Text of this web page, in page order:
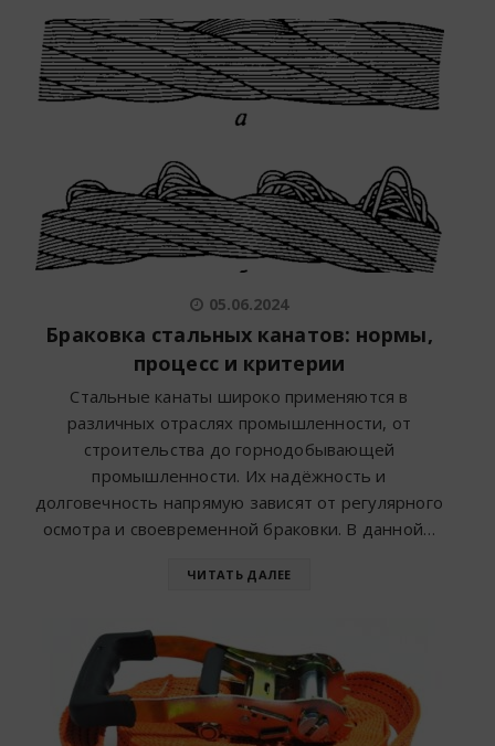
05.06.2024
Браковка стальных канатов: нормы,
процесс и критерии
Стальные канаты широко применяются в
различных отраслях промышленности, от
строительства до горнодобывающей
промышленности. Их надёжность и
долговечность напрямую зависят от регулярного
осмотра и своевременной браковки. В данной…
ЧИТАТЬ ДАЛЕЕ